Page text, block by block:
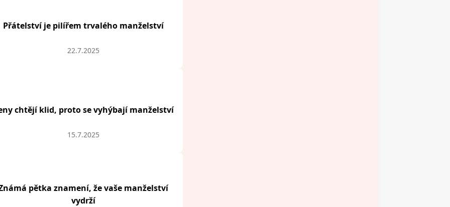
Přátelství je pilířem trvalého manželství
22.7.2025
chtějí klid, proto se vyhýbají manželství
15.7.2025
pětka znamení, že vaše manželství
vydrží